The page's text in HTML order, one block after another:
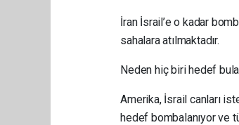
İran İsrail’e o kadar
sahalara atılmaktadır.
Neden hiç biri hedef
Amerika, İsrail canları
hedef bombalanıyor ve